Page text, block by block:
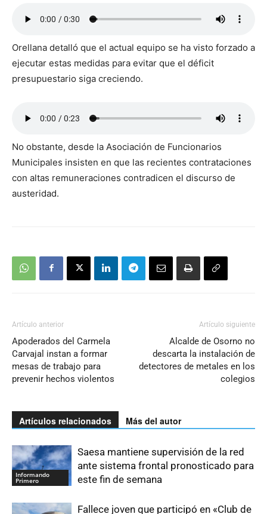
Orellana detalló que el actual equipo se ha visto forzado a
ejecutar estas medidas para evitar que el déficit
presupuestario siga creciendo.
No obstante, desde la Asociación de Funcionarios
Municipales insisten en que las recientes contrataciones
con altas remuneraciones contradicen el discurso de
austeridad.
Artículo anterior
Apoderados del Carmela
Carvajal instan a formar
mesas de trabajo para
prevenir hechos violentos
Artículo siguiente
Alcalde de Osorno no
descarta la instalación de
detectores de metales en los
colegios
Artículos relacionados Más del autor
Informando
Primero
Saesa mantiene supervisión de la red
ante sistema frontal pronosticado para
este fin de semana
Fallece joven que participó en «Club de